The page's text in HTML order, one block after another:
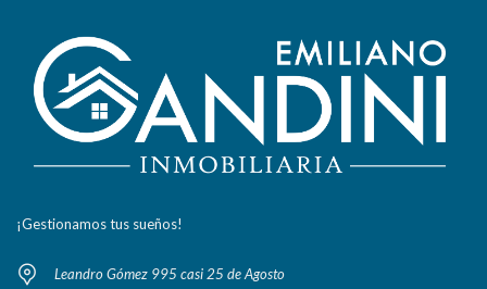
¡Gestionamos tus sueños!
Leandro Gómez 995 casi 25 de Agosto